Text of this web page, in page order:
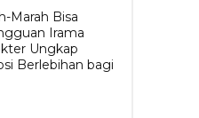
Marah Bisa
Irama
Ungkap
Berlebihan bagi